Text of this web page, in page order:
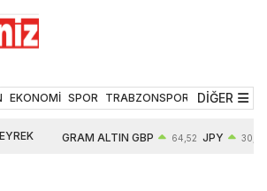
EKONOMİ SPOR TRABZONSPOR TEKNOLOJİ
DİĞER
GRAM ALTIN GBP 64,52 JPY 30,31